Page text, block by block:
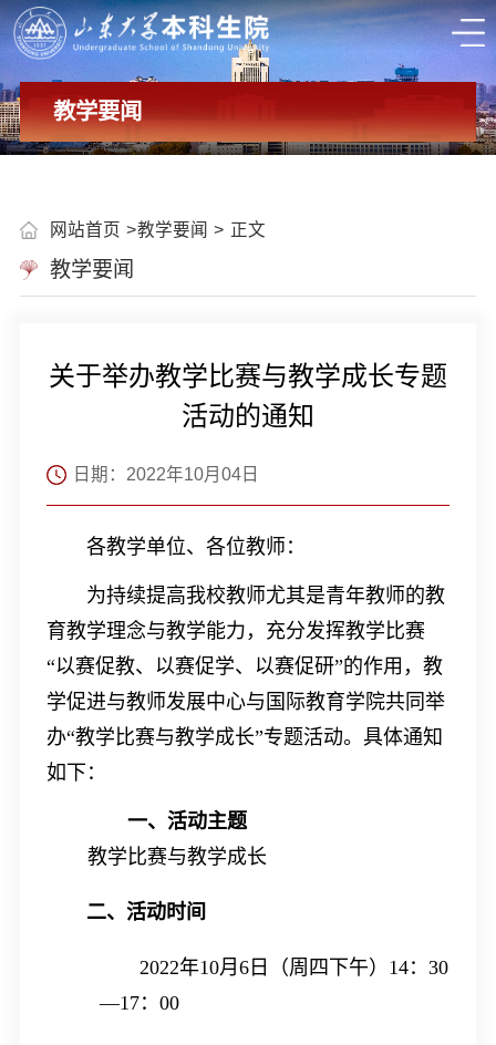
教学要闻
网站首页 教学要闻 正文
教学要闻
关于举办教学比赛与教学成长专题
活动的通知
日期：2022年10月04日
各教学单位、各位教师：
为持续提高我校教师尤其是青年教师的教
育教学理念与教学能力，充分发挥教学比赛
“以赛促教、以赛促学、以赛促研”的作用，教
学促进与教师发展中心与国际教育学院共同举
办“教学比赛与教学成长”专题活动。具体通知
如下：
一、活动主题
教学比赛与教学成长
二、活动时间
2022年10月 6日（周四下午） 14： 30
—17： 00